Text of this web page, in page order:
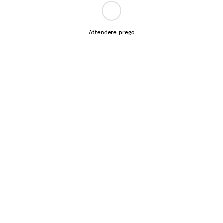
Attendere prego